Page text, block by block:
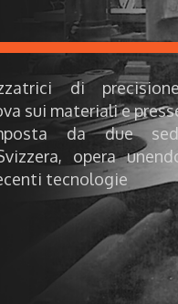
di
sui materiali e
da due
opera
tecnologie